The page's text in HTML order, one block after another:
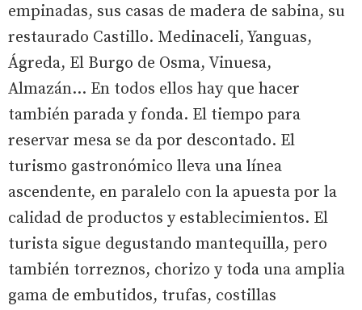
empinadas, sus casas de madera de sabina, su
restaurado Castillo. Medinaceli, Yanguas,
Ágreda, El Burgo de Osma, Vinuesa,
Almazán… En todos ellos hay que hacer
también parada y fonda. El tiempo para
reservar mesa se da por descontado. El
turismo gastronómico lleva una línea
ascendente, en paralelo con la apuesta por la
calidad de productos y establecimientos. El
turista sigue degustando mantequilla, pero
también torreznos, chorizo y toda una amplia
gama de embutidos, trufas, costillas